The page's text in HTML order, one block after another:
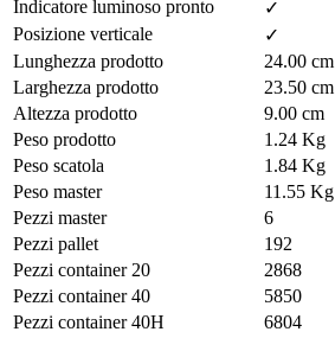
Indicatore luminoso pronto
✓
Posizione verticale
✓
Lunghezza prodotto
24.00 cm
Larghezza prodotto
23.50 cm
Altezza prodotto
9.00 cm
Peso prodotto
1.24 Kg
Peso scatola
1.84 Kg
Peso master
11.55 Kg
Pezzi master
6
Pezzi pallet
192
Pezzi container 20
2868
Pezzi container 40
5850
Pezzi container 40H
6804